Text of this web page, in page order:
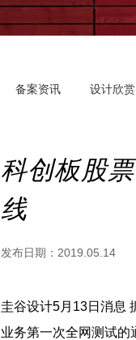
备案资讯 设计欣赏
科创板股
线
发布日期： 2019.05.14
圭谷设计5月13日消息
业务第一次全网测试的通